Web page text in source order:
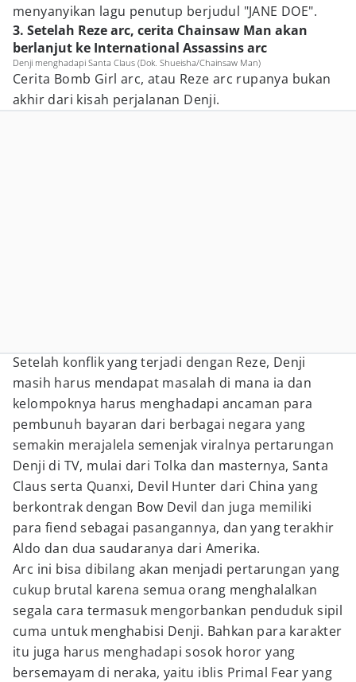
menyanyikan lagu penutup berjudul "JANE DOE".
3. Setelah Reze arc, cerita Chainsaw Man akan
berlanjut ke International Assassins arc
Denji menghadapi Santa Claus (Dok. Shueisha/Chainsaw Man)
Cerita Bomb Girl arc, atau Reze arc rupanya bukan
akhir dari kisah perjalanan Denji.
Setelah konflik yang terjadi dengan Reze, Denji
masih harus mendapat masalah di mana ia dan
kelompoknya harus menghadapi ancaman para
pembunuh bayaran dari berbagai negara yang
semakin merajalela semenjak viralnya pertarungan
Denji di TV, mulai dari Tolka dan masternya, Santa
Claus serta Quanxi, Devil Hunter dari China yang
berkontrak dengan Bow Devil dan juga memiliki
para fiend sebagai pasangannya, dan yang terakhir
Aldo dan dua saudaranya dari Amerika.
Arc ini bisa dibilang akan menjadi pertarungan yang
cukup brutal karena semua orang menghalalkan
segala cara termasuk mengorbankan penduduk sipil
cuma untuk menghabisi Denji. Bahkan para karakter
itu juga harus menghadapi sosok horor yang
bersemayam di neraka, yaitu iblis Primal Fear yang